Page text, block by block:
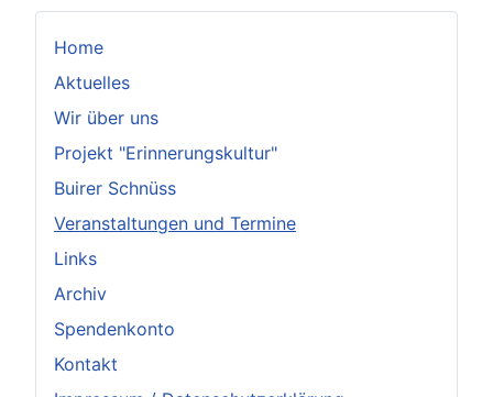
Home
Aktuelles
Wir über uns
Projekt "Erinnerungskultur"
Buirer Schnüss
Veranstaltungen und Termine
Links
Archiv
Spendenkonto
Kontakt